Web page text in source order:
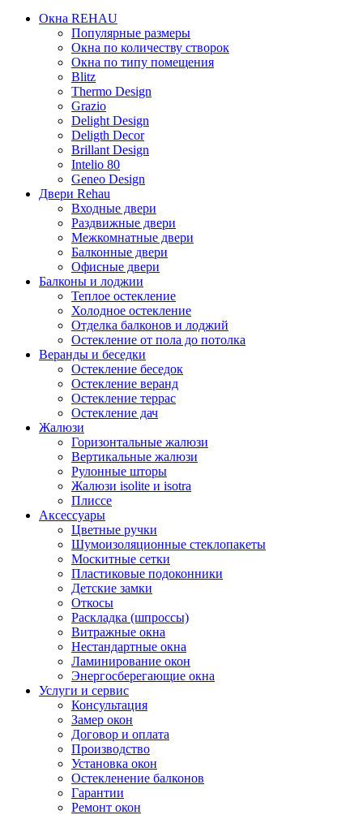
Окна REHAU
Популярные размеры
Окна по количеству створок
Окна по типу помещения
Blitz
Thermo Design
Grazio
Delight Design
Deligth Decor
Brillant Design
Intelio 80
Geneo Design
Двери Rehau
Входные двери
Раздвижные двери
Межкомнатные двери
Балконные двери
Офисные двери
Балконы и лоджии
Теплое остекление
Холодное остекление
Отделка балконов и лоджий
Остекление от пола до потолка
Веранды и беседки
Остекление беседок
Остекление веранд
Остекление террас
Остекление дач
Жалюзи
Горизонтальные жалюзи
Вертикальные жалюзи
Рулонные шторы
Жалюзи isolite и isotra
Плиссе
Аксессуары
Цветные ручки
Шумоизоляционные стеклопакеты
Москитные сетки
Пластиковые подоконники
Детские замки
Откосы
Раскладка (шпроссы)
Витражные окна
Нестандартные окна
Ламинирование окон
Энергосберегающие окна
Услуги и сервис
Консультация
Замер окон
Договор и оплата
Производство
Установка окон
Остекленение балконов
Гарантии
Ремонт окон